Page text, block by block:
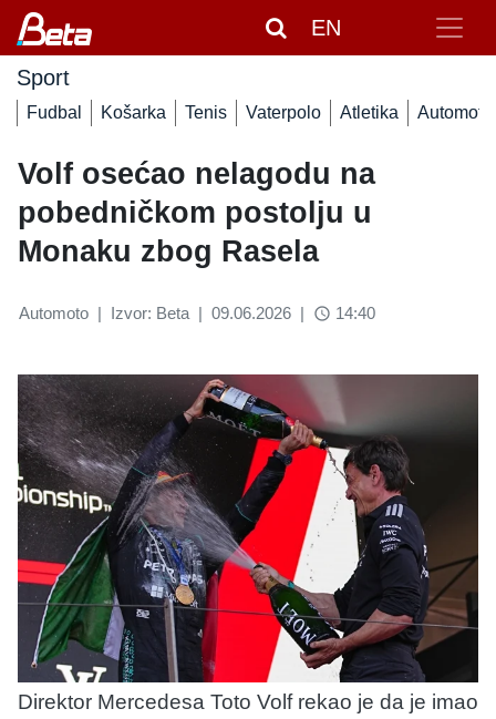
EN
Sport
Fudbal Košarka Tenis Vaterpolo Atletika Automoto
Volf osećao nelagodu na
pobedničkom postolju u
Monaku zbog Rasela
Automoto | Izvor: Beta | 09.06.2026 | access_time 14:40
Direktor Mercedesa Toto Volf rekao je da je imao